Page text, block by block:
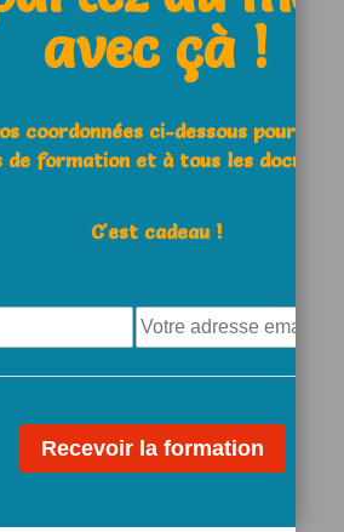
name, email, and
in this browser for the
I comment.
moi des
à venir via
pouvez aussivous
sans commenter.
avec çà !
coordonnées ci-dessous pour
de formation et à tous les
C'est cadeau !